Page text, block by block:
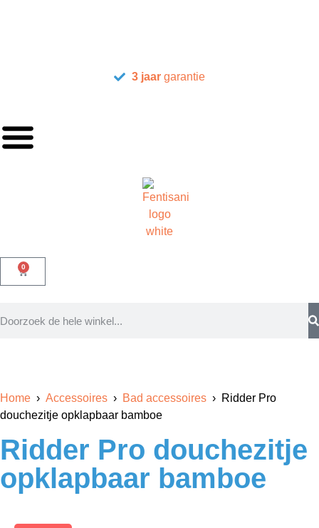
3 jaar garantie
0
Home › Accessoires › Bad accessoires › Ridder Pro
douchezitje opklapbaar bamboe
Ridder Pro douchezitje
opklapbaar bamboe